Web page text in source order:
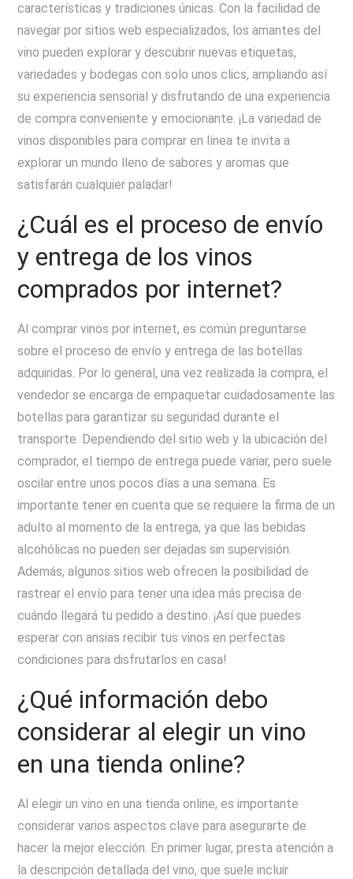
características y tradiciones únicas. Con la facilidad de
navegar por sitios web especializados, los amantes del
vino pueden explorar y descubrir nuevas etiquetas,
variedades y bodegas con solo unos clics, ampliando así
su experiencia sensorial y disfrutando de una experiencia
de compra conveniente y emocionante. ¡La variedad de
vinos disponibles para comprar en línea te invita a
explorar un mundo lleno de sabores y aromas que
satisfarán cualquier paladar!
¿Cuál es el proceso de envío
y entrega de los vinos
comprados por internet?
Al comprar vinos por internet, es común preguntarse
sobre el proceso de envío y entrega de las botellas
adquiridas. Por lo general, una vez realizada la compra, el
vendedor se encarga de empaquetar cuidadosamente las
botellas para garantizar su seguridad durante el
transporte. Dependiendo del sitio web y la ubicación del
comprador, el tiempo de entrega puede variar, pero suele
oscilar entre unos pocos días a una semana. Es
importante tener en cuenta que se requiere la firma de un
adulto al momento de la entrega, ya que las bebidas
alcohólicas no pueden ser dejadas sin supervisión.
Además, algunos sitios web ofrecen la posibilidad de
rastrear el envío para tener una idea más precisa de
cuándo llegará tu pedido a destino. ¡Así que puedes
esperar con ansias recibir tus vinos en perfectas
condiciones para disfrutarlos en casa!
¿Qué información debo
considerar al elegir un vino
en una tienda online?
Al elegir un vino en una tienda online, es importante
considerar varios aspectos clave para asegurarte de
hacer la mejor elección. En primer lugar, presta atención a
la descripción detallada del vino, que suele incluir